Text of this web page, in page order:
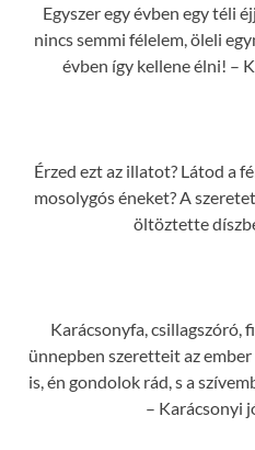
Egyszer egy évben egy téli
nincs semmi félelem, öleli
évben így kellene élni! –
Érzed ezt az illatot? Látod a
mosolygós éneket? A
öltöztette
Karácsonyfa, csillagszóró,
ünnepben szeretteit az
is, én gondolok rád, s a
– Karácsonyi